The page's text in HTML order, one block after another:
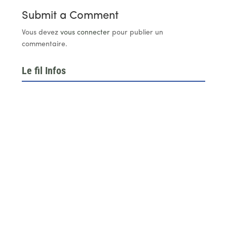
Submit a Comment
Vous devez vous connecterpour publier un
commentaire.
Le fil Infos